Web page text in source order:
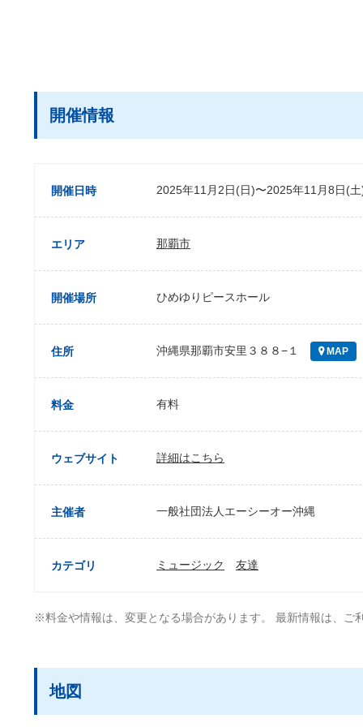
開催情報
開催日時 2025年11月2日(日)〜2025年11月8日(土
エリア 那覇市
開催場所 ひめゆりピースホール
住所 沖縄県那覇市安里３８８−１ MAP
料金 有料
ウェブサイト 詳細はこちら
主催者 一般社団法人エーシーオー沖縄
カテゴリ ミュージック 友達
※料金や情報は、変更となる場合があります。 最新情報は、ご
地図